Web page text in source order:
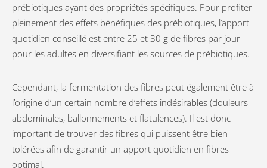
prébiotiques ayant des propriétés spécifiques. Pour profiter
pleinement des effets bénéfiques des prébiotiques, l’apport
quotidien conseillé est entre 25 et 30 g de fibres par jour
pour les adultes en diversifiant les sources de prébiotiques.
Cependant, la fermentation des fibres peut également être à
l’origine d’un certain nombre d’effets indésirables (douleurs
abdominales, ballonnements et flatulences). Il est donc
important de trouver des fibres qui puissent être bien
tolérées afin de garantir un apport quotidien en fibres
optimal.